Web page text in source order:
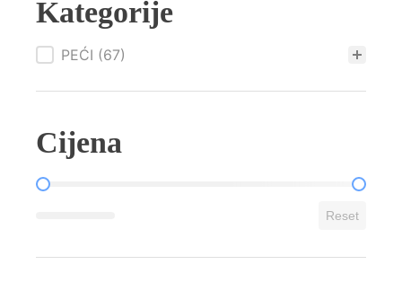
kW
Kategorije
PEĆI (67)
Cijena
price
Reset